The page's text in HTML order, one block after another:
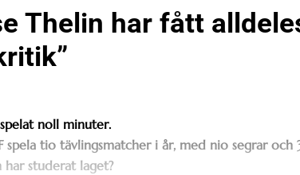
Thelin har fått
noll minuter.
spela tio tävlingsmatcher i år, med nio segrar och
har studerat laget?